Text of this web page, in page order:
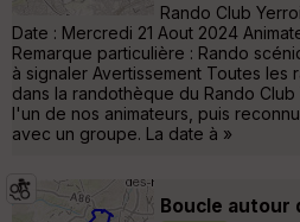
Rando Club
Date : Mercredi 21 Aout 2024
Remarque particulière : Rando
à signaler Avertissement Toutes
dans la randothèque du Rando
l'un de nos animateurs, puis
avec un groupe. La date à »
Boucle autour